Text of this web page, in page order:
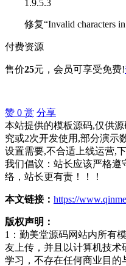
1.9.5.3
修复“Invalid characters in
付费资源
售价25元 ，会员可享受免费!
赞 0 赏 分享
本站提供的模板源码,仅供
究或2次开发使用,部分演示
设置需要,不合适上线运营,
我们倡议：站长应该严格遵
络，站长更有责！！！
本文链接： https://
版权声明：
1：勤美堂源码网站内所有
友上传，并且以计算机技术
学习，不存在任何商业目的